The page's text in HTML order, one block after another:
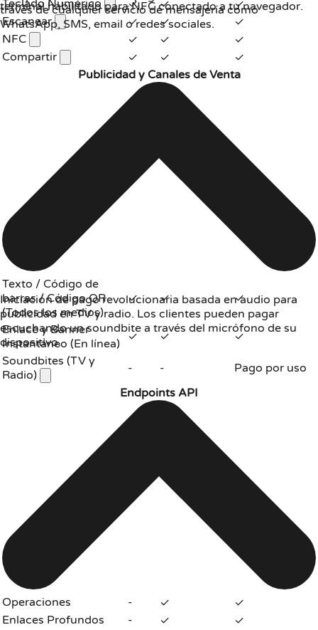
Teclado Numérico ✓ ✓
✓
Escanear
✓ ✓
✓
NFC
terminal habilitado para NFC conectado a tu navegador.
✓ ✓
✓
Compartir
través de cualquier servicio de mensajería como
WhatsApp, SMS, email o redes sociales.
✓ ✓
✓
Publicidad y Canales de Venta
Texto / Código de
barras / Código QR
(Todos los medios)
✓ ✓ ✓
Enlace y Banner
Instantáneo (En línea)
✓ ✓
✓
Soundbites (TV y
Radio)
Iniciación de pago revolucionaria basada en audio para
publicidad en TV y radio. Los clientes pueden pagar
escuchando un soundbite a través del micrófono de su
dispositivo.
-
-
Pago por uso
Endpoints API
Operaciones - ✓
✓
Enlaces Profundos
- ✓
✓